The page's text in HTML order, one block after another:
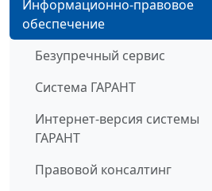
Информационно-правовое
обеспечение
Безупречный сервис
Система ГАРАНТ
Интернет-версия системы
ГАРАНТ
Правовой консалтинг